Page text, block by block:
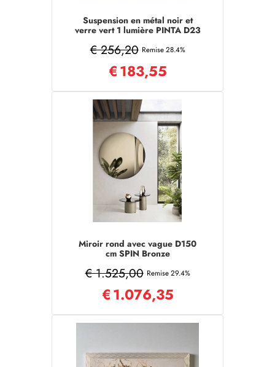
Suspension en métal noir et
verre vert 1 lumière PINTA D23
€ 256,20 Remise 28.4%
€183,55
Miroir rond avec vague D150
cm SPIN Bronze
€ 1.525,00 Remise 29.4%
€1.076,35